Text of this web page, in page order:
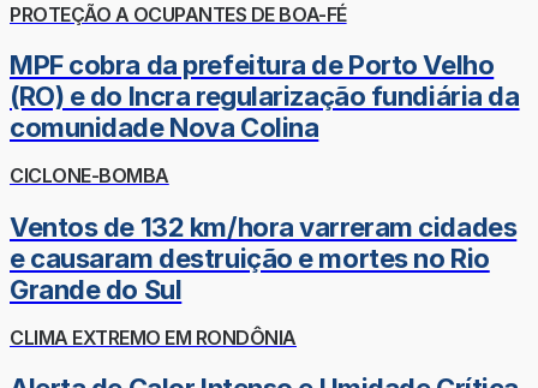
PROTEÇÃO A OCUPANTES DE BOA-FÉ
MPF cobra da prefeitura de Porto Velho
(RO) e do Incra regularização fundiária da
comunidade Nova Colina
CICLONE-BOMBA
Ventos de 132 km/hora varreram cidades
e causaram destruição e mortes no Rio
Grande do Sul
CLIMA EXTREMO EM RONDÔNIA